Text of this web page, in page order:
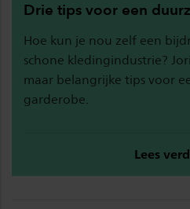
Drie tips voor een
Hoe kun je nou zelf een
schone kledingindustrie?
maar belangrijke tips voor
garderobe.
Lees